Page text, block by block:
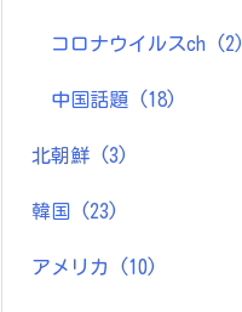
コロナウイルスch (2)
中国話題 (18)
北朝鮮 (3)
韓国 (23)
アメリカ (10)